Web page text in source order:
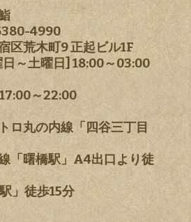
4990
区荒木町9 正起ビル1F
～土曜日] 18:00～03:00
～22:00
ロ丸の内線「四谷三丁目
「曙橋駅」A4出口より徒
」徒歩15分